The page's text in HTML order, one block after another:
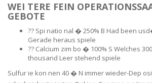
WEI TERE FEIN
GEBOTE
?? Spi natio nal � 250% B Had been
Gerade heraus spiele
?? Calcium zim bo � 100% S Welches
thousand Leer stehend spiele
Sulfur ie kon nen 40 � N immer wieder-Dep